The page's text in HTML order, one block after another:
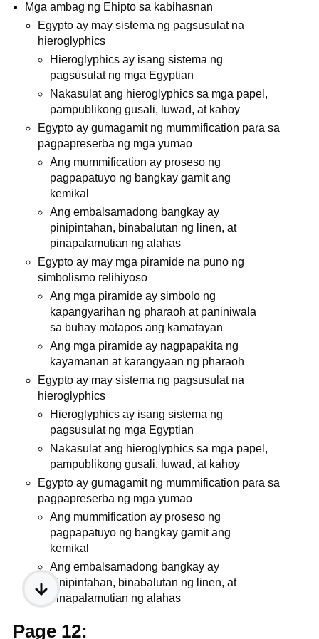
Mga ambag ng Ehipto sa kabihasnan
Egypto ay may sistema ng pagsusulat na
hieroglyphics
Hieroglyphics ay isang sistema ng
pagsusulat ng mga Egyptian
Nakasulat ang hieroglyphics sa mga papel,
pampublikong gusali, luwad, at kahoy
Egypto ay gumagamit ng mummification para sa
pagpapreserba ng mga yumao
Ang mummification ay proseso ng
pagpapatuyo ng bangkay gamit ang
kemikal
Ang embalsamadong bangkay ay
pinipintahan, binabalutan ng linen, at
pinapalamutian ng alahas
Egypto ay may mga piramide na puno ng
simbolismo relihiyoso
Ang mga piramide ay simbolo ng
kapangyarihan ng pharaoh at paniniwala
sa buhay matapos ang kamatayan
Ang mga piramide ay nagpapakita ng
kayamanan at karangyaan ng pharaoh
Egypto ay may sistema ng pagsusulat na
hieroglyphics
Hieroglyphics ay isang sistema ng
pagsusulat ng mga Egyptian
Nakasulat ang hieroglyphics sa mga papel,
pampublikong gusali, luwad, at kahoy
Egypto ay gumagamit ng mummification para sa
pagpapreserba ng mga yumao
Ang mummification ay proseso ng
pagpapatuyo ng bangkay gamit ang
kemikal
Ang embalsamadong bangkay ay
pinipintahan, binabalutan ng linen, at
pinapalamutian ng alahas
Page 12: